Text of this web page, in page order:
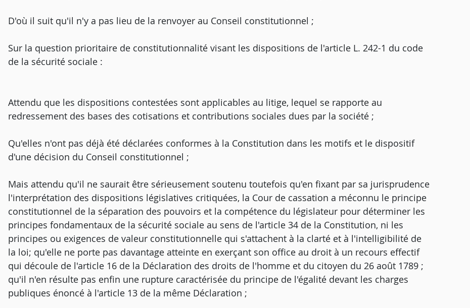
D'où il suit qu'il n'y a pas lieu de la renvoyer au Conseil constitutionnel ;
Sur la question prioritaire de constitutionnalité visant les dispositions de l'article L. 242-1 du code
de la sécurité sociale :
Attendu que les dispositions contestées sont applicables au litige, lequel se rapporte au
redressement des bases des cotisations et contributions sociales dues par la société ;
Qu'elles n'ont pas déjà été déclarées conformes à la Constitution dans les motifs et le dispositif
d'une décision du Conseil constitutionnel ;
Mais attendu qu'il ne saurait être sérieusement soutenu toutefois qu'en fixant par sa jurisprudence
l'interprétation des dispositions législatives critiquées, la Cour de cassation a méconnu le principe
constitutionnel de la séparation des pouvoirs et la compétence du législateur pour déterminer les
principes fondamentaux de la sécurité sociale au sens de l'article 34 de la Constitution, ni les
principes ou exigences de valeur constitutionnelle qui s'attachent à la clarté et à l'intelligibilité de
la loi; qu'elle ne porte pas davantage atteinte en exerçant son office au droit à un recours effectif
qui découle de l'article 16 de la Déclaration des droits de l'homme et du citoyen du 26 août 1789 ;
qu'il n'en résulte pas enfin une rupture caractérisée du principe de l'égalité devant les charges
publiques énoncé à l'article 13 de la même Déclaration ;